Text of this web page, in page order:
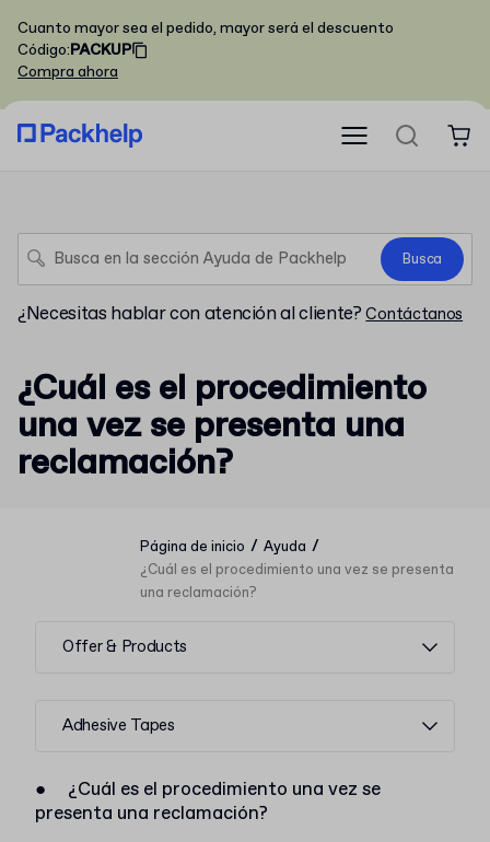
Cuanto mayor sea el pedido, mayor será el descuento
Código:PACKUP
Compra ahora
Busca
¿Necesitas hablar con atención al cliente? Contáctanos
¿Cuál es el procedimiento
una vez se presenta una
reclamación?
Página de inicio / Ayuda /
¿Cuál es el procedimiento una vez se presenta
una reclamación?
Offer & Products
Adhesive Tapes
●
¿Cuál es el procedimiento una vez se
presenta una reclamación?